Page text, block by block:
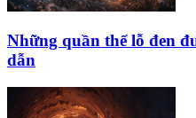
Những quần thể lỗ đen
dẫn